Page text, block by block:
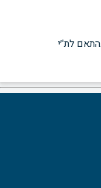
לת'׳י